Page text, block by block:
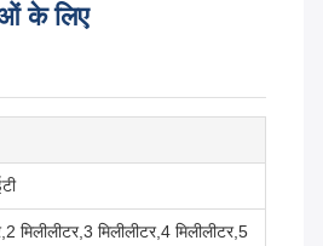
के लिए
मिलीलीटर,3 मिलीलीटर,4 मिलीलीटर,5